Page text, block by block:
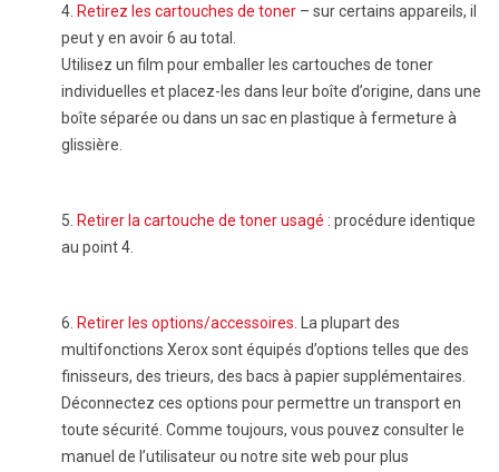
4. Retirez les cartouches de toner – sur certains appareils, il
peut y en avoir 6 au total.
Utilisez un film pour emballer les cartouches de toner
individuelles et placez-les dans leur boîte d’origine, dans une
boîte séparée ou dans un sac en plastique à fermeture à
glissière.
5. Retirer la cartouche de toner usagé : procédure identique
au point 4.
6. Retirer les options/accessoires . La plupart des
multifonctions Xerox sont équipés d’options telles que des
finisseurs, des trieurs, des bacs à papier supplémentaires.
Déconnectez ces options pour permettre un transport en
toute sécurité. Comme toujours, vous pouvez consulter le
manuel de l’utilisateur ou notre site web pour plus